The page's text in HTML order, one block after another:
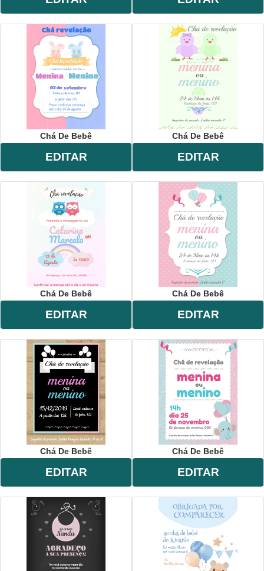
Chá De Bebê
EDITAR
Chá De Bebê
EDITAR
Chá De Bebê
EDITAR
Chá De Bebê
EDITAR
Chá De Bebê
EDITAR
Chá De Bebê
EDITAR